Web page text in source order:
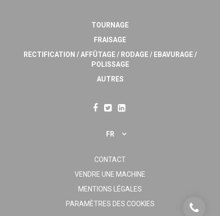
TOURNAGE
FRAISAGE
RECTIFICATION / AFFÛTAGE / RODAGE / EBAVURAGE /
POLISSAGE
AUTRES
FR
CONTACT
VENDRE UNE MACHINE
MENTIONS LÉGALES
PARAMÈTRES DES COOKIES